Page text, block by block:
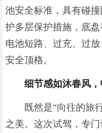
池安全标准，具有碰
护多层保护措施，底
电池短路、过充、过
安全顶格。
细节感如沐春风
既然是“向往的旅
之美。这次试驾，专